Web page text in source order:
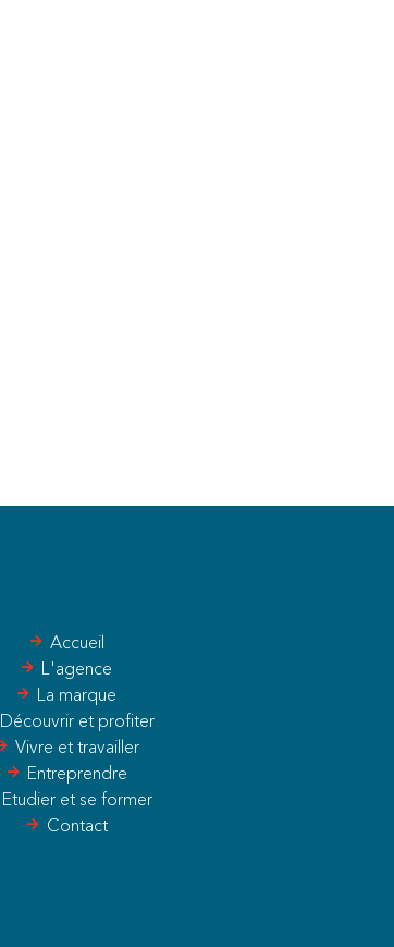
Accueil
L'agence
La marque
Découvrir et profiter
Vivre et travailler
Entreprendre
Etudier et se former
Contact